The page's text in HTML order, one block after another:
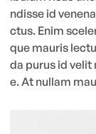
ndisse id
ctus. Enim
que mauris
da purus id
e. At nullam